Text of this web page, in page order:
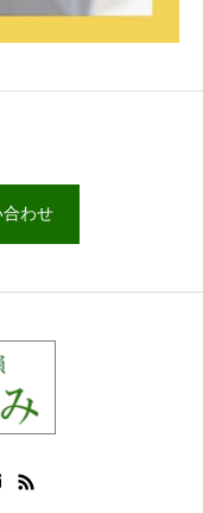
合わせ